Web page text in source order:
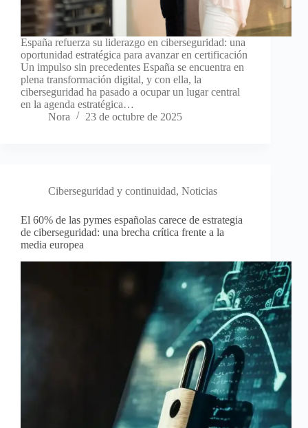
España refuerza su liderazgo en ciberseguridad: una
oportunidad estratégica para avanzar en certificación
Un impulso sin precedentes España se encuentra en
plena transformación digital, y con ella, la
ciberseguridad ha pasado a ocupar un lugar central
en la agenda estratégica…
Nora
23 de octubre de 2025
Ciberseguridad y continuidad, Noticias
El 60% de las pymes españolas carece de estrategia
de ciberseguridad: una brecha crítica frente a la
media europea